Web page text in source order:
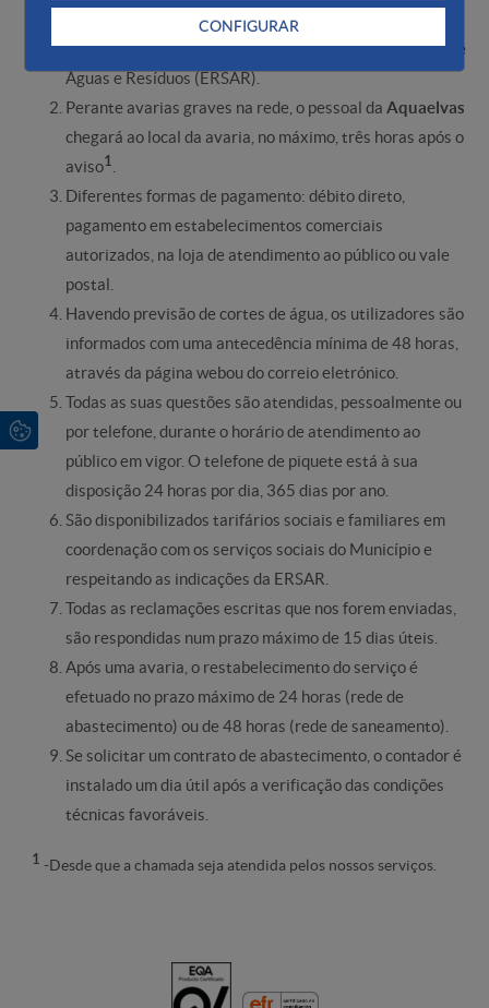
CONFIGURAR
de acordo com a legislação em vigor e com as
recomendações da Entidade Reguladora dos Serviços de
Águas e Resíduos (ERSAR).
Perante avarias graves na rede, o pessoal da Aquaelvas
chegará ao local da avaria, no máximo, três horas após o
aviso1
Diferentes formas de pagamento: débito direto,
pagamento em estabelecimentos comerciais
autorizados, na loja de atendimento ao público ou vale
postal.
Havendo previsão de cortes de água, os utilizadores são
informados com uma antecedência mínima de 48 horas,
através da página web ou do correio eletrónico.
Todas as suas questões são atendidas, pessoalmente ou
por telefone, durante o horário de atendimento ao
público em vigor. O telefone de piquete está à sua
disposição 24 horas por dia, 365 dias por ano.
São disponibilizados tarifários sociais e familiares em
coordenação com os serviços sociais do Município e
respeitando as indicações da ERSAR.
Todas as reclamações escritas que nos forem enviadas,
são respondidas num prazo máximo de 15 dias úteis.
Após uma avaria, o restabelecimento do serviço é
efetuado no prazo máximo de 24 horas (rede de
abastecimento) ou de 48 horas (rede de saneamento).
Se solicitar um contrato de abastecimento, o contador é
instalado um dia útil após a verificação das condições
técnicas favoráveis.
1 -Desde que a chamada seja atendida pelos nossos serviços.